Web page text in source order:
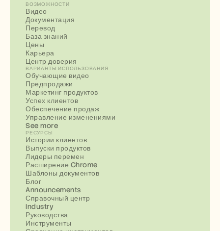
ВОЗМОЖНОСТИ
Видео
Документация
Перевод
База знаний
Цены
Карьера
Центр доверия
ВАРИАНТЫ ИСПОЛЬЗОВАНИЯ
Обучающие видео
Предпродажи
Маркетинг продуктов
Успех клиентов
Обеспечение продаж
Управление изменениями
See more
РЕСУРСЫ
Истории клиентов
Выпуски продуктов
Лидеры перемен
Расширение Chrome
Шаблоны документов
Блог
Announcements
Справочный центр
Industry
Руководства
Инструменты